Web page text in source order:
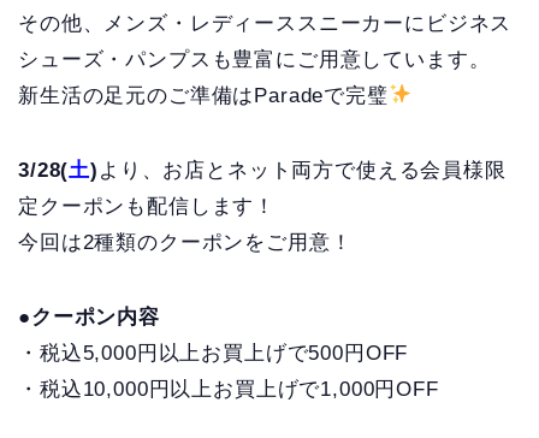
その他、メンズ・レディーススニーカーにビジネス
シューズ・パンプスも豊富にご用意しています。
新生活の足元のご準備はParadeで完璧
3/28(土) より、お店とネット両方で使える会員様限
定クーポンも配信します！
今回は2種類のクーポンをご用意！
●クーポン内容
・税込5,000円以上お買上げで500円OFF
・税込10,000円以上お買上げで1,000円OFF